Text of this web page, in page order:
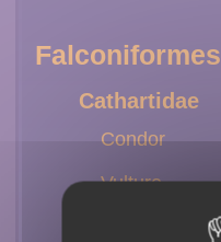
Falconiformes
Cathartidae
Condor
Vulture